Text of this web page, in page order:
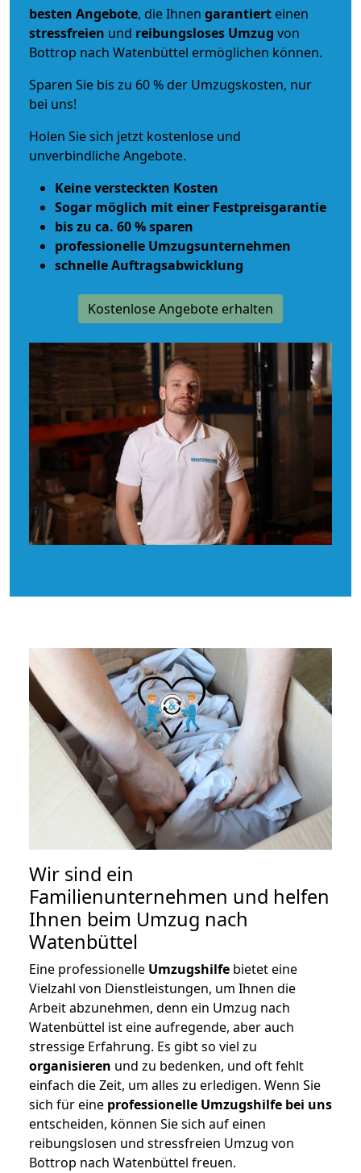
besten Angebote, die Ihnen garantiert einen
stressfreien und reibungsloses Umzug von
Bottrop nach Watenbüttel ermöglichen können.
Sparen Sie bis zu 60 % der Umzugskosten, nur
bei uns!
Holen Sie sich jetzt kostenlose und
unverbindliche Angebote.
Keine versteckten Kosten
Sogar möglich mit einer Festpreisgarantie
bis zu ca. 60 % sparen
professionelle Umzugsunternehmen
schnelle Auftragsabwicklung
Kostenlose Angebote erhalten
Wir sind ein
Familienunternehmen und helfen
Ihnen beim Umzug nach
Watenbüttel
Eine professionelle Umzugshilfe bietet eine
Vielzahl von Dienstleistungen, um Ihnen die
Arbeit abzunehmen, denn ein Umzug nach
Watenbüttel ist eine aufregende, aber auch
stressige Erfahrung. Es gibt so viel zu
organisieren und zu bedenken, und oft fehlt
einfach die Zeit, um alles zu erledigen. Wenn Sie
sich für eine professionelle Umzugshilfe bei uns
entscheiden, können Sie sich auf einen
reibungslosen und stressfreien Umzug von
Bottrop nach Watenbüttel freuen.